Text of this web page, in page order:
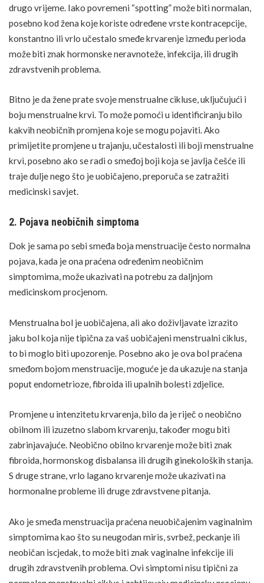
drugo vrijeme. Iako povremeni “spotting” može biti normalan,
posebno kod žena koje koriste određene vrste kontracepcije,
konstantno ili vrlo učestalo smeđe krvarenje između perioda
može biti znak hormonske neravnoteže, infekcija, ili drugih
zdravstvenih problema.
Bitno je da žene prate svoje menstrualne cikluse, uključujući i
boju menstrualne krvi. To može pomoći u identificiranju bilo
kakvih neobičnih promjena koje se mogu pojaviti. Ako
primijetite promjene u trajanju, učestalosti ili boji menstrualne
krvi, posebno ako se radi o smeđoj boji koja se javlja češće ili
traje dulje nego što je uobičajeno, preporuča se zatražiti
medicinski savjet.
2. Pojava neobičnih simptoma
Dok je sama po sebi smeđa boja menstruacije često normalna
pojava, kada je ona praćena određenim neobičnim
simptomima, može ukazivati na potrebu za daljnjom
medicinskom procjenom.
Menstrualna bol je uobičajena, ali ako doživljavate izrazito
jaku bol koja nije tipična za vaš uobičajeni menstrualni ciklus,
to bi moglo biti upozorenje. Posebno ako je ova bol praćena
smeđom bojom menstruacije, moguće je da ukazuje na stanja
poput endometrioze, fibroida ili upalnih bolesti zdjelice.
Promjene u intenzitetu krvarenja, bilo da je riječ o neobično
obilnom ili izuzetno slabom krvarenju, također mogu biti
zabrinjavajuće. Neobično obilno krvarenje može biti znak
fibroida, hormonskog disbalansa ili drugih ginekoloških stanja.
S druge strane, vrlo lagano krvarenje može ukazivati na
hormonalne probleme ili druge zdravstvene pitanja.
Ako je smeđa menstruacija praćena neuobičajenim vaginalnim
simptomima kao što su neugodan miris, svrbež, peckanje ili
neobičan iscjedak, to može biti znak vaginalne infekcije ili
drugih zdravstvenih problema. Ovi simptomi nisu tipični za